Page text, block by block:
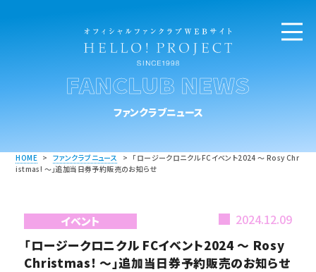
FANCLUB NEWS
ファンクラブニュース
HOME > ファンクラブニュース > 「ロージークロニクル FCイベント2024 ～ Rosy Chr
istmas! ～」追加当日券予約販売のお知らせ
イベント 2024.12.09
「ロージークロニクル FCイベント2024 ～ Rosy
Christmas! ～」追加当日券予約販売のお知らせ